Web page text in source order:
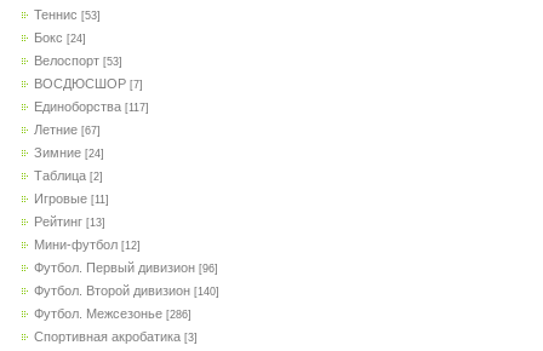
Теннис [53]
Бокс [24]
Велоспорт [53]
ВОСДЮСШОР [7]
Единоборства [117]
Летние [67]
Зимние [24]
Таблица [2]
Игровые [11]
Рейтинг [13]
Мини-футбол [12]
Футбол. Первый дивизион [96]
Футбол. Второй дивизион [140]
Футбол. Межсезонье [286]
Спортивная акробатика [3]